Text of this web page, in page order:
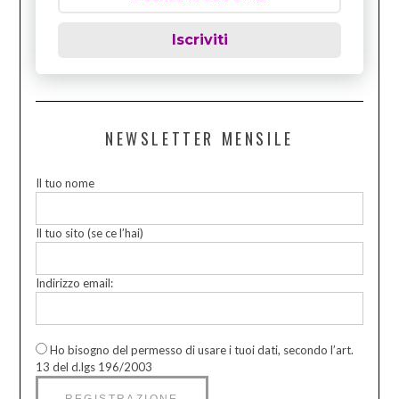
Iscriviti
NEWSLETTER MENSILE
Il tuo nome
Il tuo sito (se ce l’hai)
Indirizzo email:
Ho bisogno del permesso di usare i tuoi dati, secondo l’art.
13 del d.lgs 196/2003